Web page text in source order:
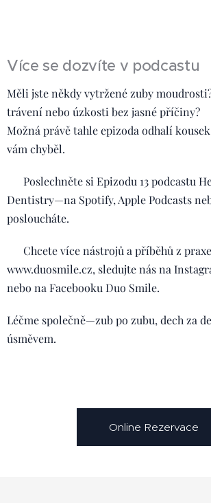
Více se dozvíte v podcastu
Měli jste někdy vytržené zuby
trávení nebo úzkosti bez jasné příčiny?
Možná právě tahle epizoda odhalí
vám chyběl.
🎧 Poslechněte si Epizodu 13 podcastu
Dentistry—na Spotify, Apple Podcasts
posloucháte.
📲 Chcete více nástrojů a příběhů z
www.duosmile.cz, sledujte nás na
nebo na Facebooku Duo Smile.
Léčme společně—zub po zubu, dech za
úsměvem. 🦷✨
Online Rezervace